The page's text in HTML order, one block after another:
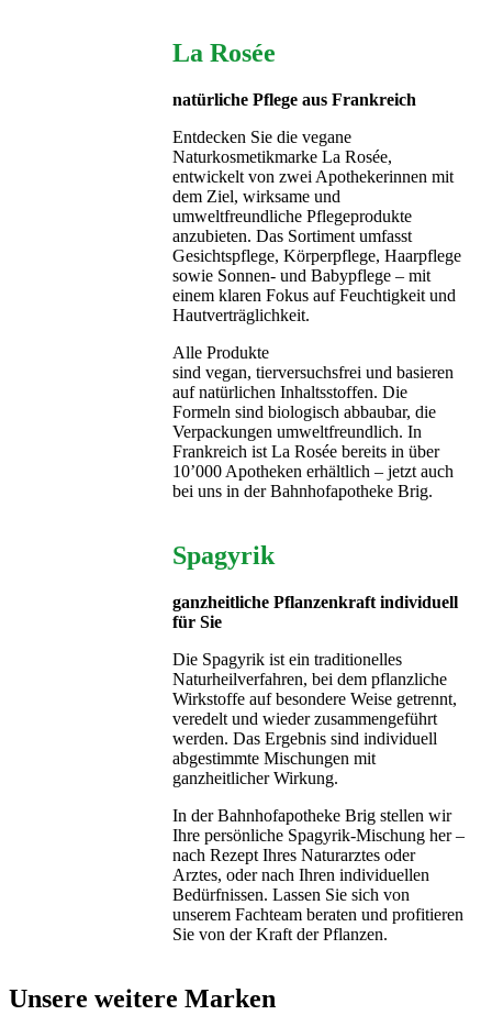
La Rosée
natürliche Pflege aus Frankreich
Entdecken Sie die vegane
Naturkosmetikmarke La Rosée,
entwickelt von zwei Apothekerinnen mit
dem Ziel, wirksame und
umweltfreundliche Pflegeprodukte
anzubieten. Das Sortiment umfasst
Gesichtspflege, Körperpflege, Haarpflege
sowie Sonnen- und Babypflege – mit
einem klaren Fokus auf Feuchtigkeit und
Hautverträglichkeit.
Alle Produkte
sind vegan, tierversuchsfrei und basieren
auf natürlichen Inhaltsstoffen. Die
Formeln sind biologisch abbaubar, die
Verpackungen umweltfreundlich. In
Frankreich ist La Rosée bereits in über
10’000 Apotheken erhältlich – jetzt auch
bei uns in der Bahnhofapotheke Brig.
Spagyrik
ganzheitliche Pflanzenkraft individuell
für Sie
Die Spagyrik ist ein traditionelles
Naturheilverfahren, bei dem pflanzliche
Wirkstoffe auf besondere Weise getrennt,
veredelt und wieder zusammengeführt
werden. Das Ergebnis sind individuell
abgestimmte Mischungen mit
ganzheitlicher Wirkung.
In der Bahnhofapotheke Brig stellen wir
Ihre persönliche Spagyrik-Mischung her –
nach Rezept Ihres Naturarztes oder
Arztes, oder nach Ihren individuellen
Bedürfnissen. Lassen Sie sich von
unserem Fachteam beraten und profitieren
Sie von der Kraft der Pflanzen.
Unsere weitere Marken